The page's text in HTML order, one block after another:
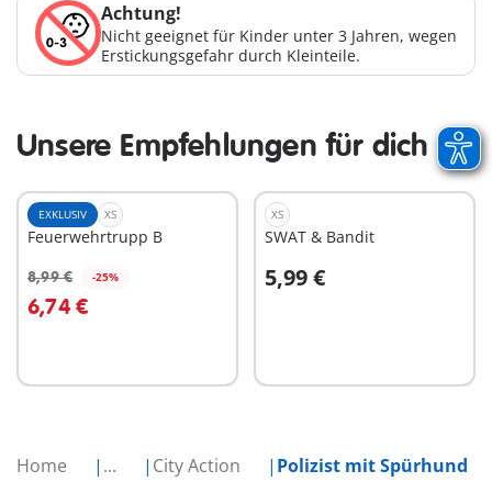
Home ... City Action Polizist mit Spürhund
Achtung!
Nicht geeignet für Kinder unter 3 Jahren, wegen
Erstickungsgefahr durch Kleinteile.
Unsere Empfehlungen für dich
EXKLUSIV XS
Feuerwehrtrupp B
8,99 € -25%
6,74 €
In den Warenkorb
XS
SWAT & Bandit
5,99 €
In den Warenkorb